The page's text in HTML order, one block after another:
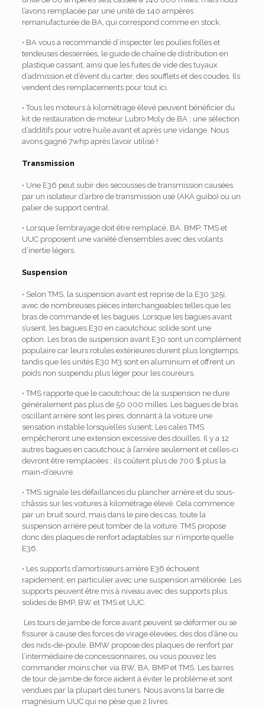
l’avons remplacée par une unité de 140 ampères
remanufacturée de BA, qui correspond comme en stock.
• BA vous a recommandé d’inspecter les poulies folles et
tendeuses desserrées, le guide de chaîne de distribution en
plastique cassant, ainsi que les fuites de vide des tuyaux
d’admission et d’évent du carter, des soufflets et des coudes. Ils
vendent des remplacements pour tout ici.
• Tous les moteurs à kilométrage élevé peuvent bénéficier du
kit de restauration de moteur Lubro Moly de BA ; une sélection
d’additifs pour votre huile avant et après une vidange. Nous
avons gagné 7whp après l’avoir utilisé !
Transmission
• Une E36 peut subir des secousses de transmission causées
par un isolateur d’arbre de transmission usé (AKA guibo) ou un
palier de support central.
• Lorsque l’embrayage doit être remplacé, BA, BMP, TMS et
UUC proposent une variété d’ensembles avec des volants
d’inertie légers.
Suspension
• Selon TMS, la suspension avant est reprise de la E30 325i,
avec de nombreuses pièces interchangeables telles que les
bras de commande et les bagues. Lorsque les bagues avant
s’usent, les bagues E30 en caoutchouc solide sont une
option. Les bras de suspension avant E30 sont un complément
populaire car leurs rotules extérieures durent plus longtemps,
tandis que les unités E30 M3 sont en aluminium et offrent un
poids non suspendu plus léger pour les coureurs.
• TMS rapporte que le caoutchouc de la suspension ne dure
généralement pas plus de 50 000 milles. Les bagues de bras
oscillant arrière sont les pires, donnant à la voiture une
sensation instable lorsqu’elles s’usent; Les cales TMS
empêcheront une extension excessive des douilles. Il y a 12
autres bagues en caoutchouc à l’arrière seulement et celles-ci
devront être remplacées ; ils coûtent plus de 700 $ plus la
main-d’œuvre.
• TMS signale les défaillances du plancher arrière et du sous-
châssis sur les voitures à kilométrage élevé. Cela commence
par un bruit sourd, mais dans le pire des cas, toute la
suspension arrière peut tomber de la voiture. TMS propose
donc des plaques de renfort adaptables sur n’importe quelle
E36.
• Les supports d’amortisseurs arrière E36 échouent
rapidement, en particulier avec une suspension améliorée. Les
supports peuvent être mis à niveau avec des supports plus
solides de BMP, BW et TMS et UUC.
Les tours de jambe de force avant peuvent se déformer ou se
fissurer à cause des forces de virage élevées, des dos d’âne ou
des nids-de-poule. BMW propose des plaques de renfort par
l’intermédiaire de concessionnaires, ou vous pouvez les
commander moins cher via BW, BA, BMP et TMS. Les barres
de tour de jambe de force aident à éviter le problème et sont
vendues par la plupart des tuners. Nous avons la barre de
magnésium UUC qui ne pèse que 2 livres.